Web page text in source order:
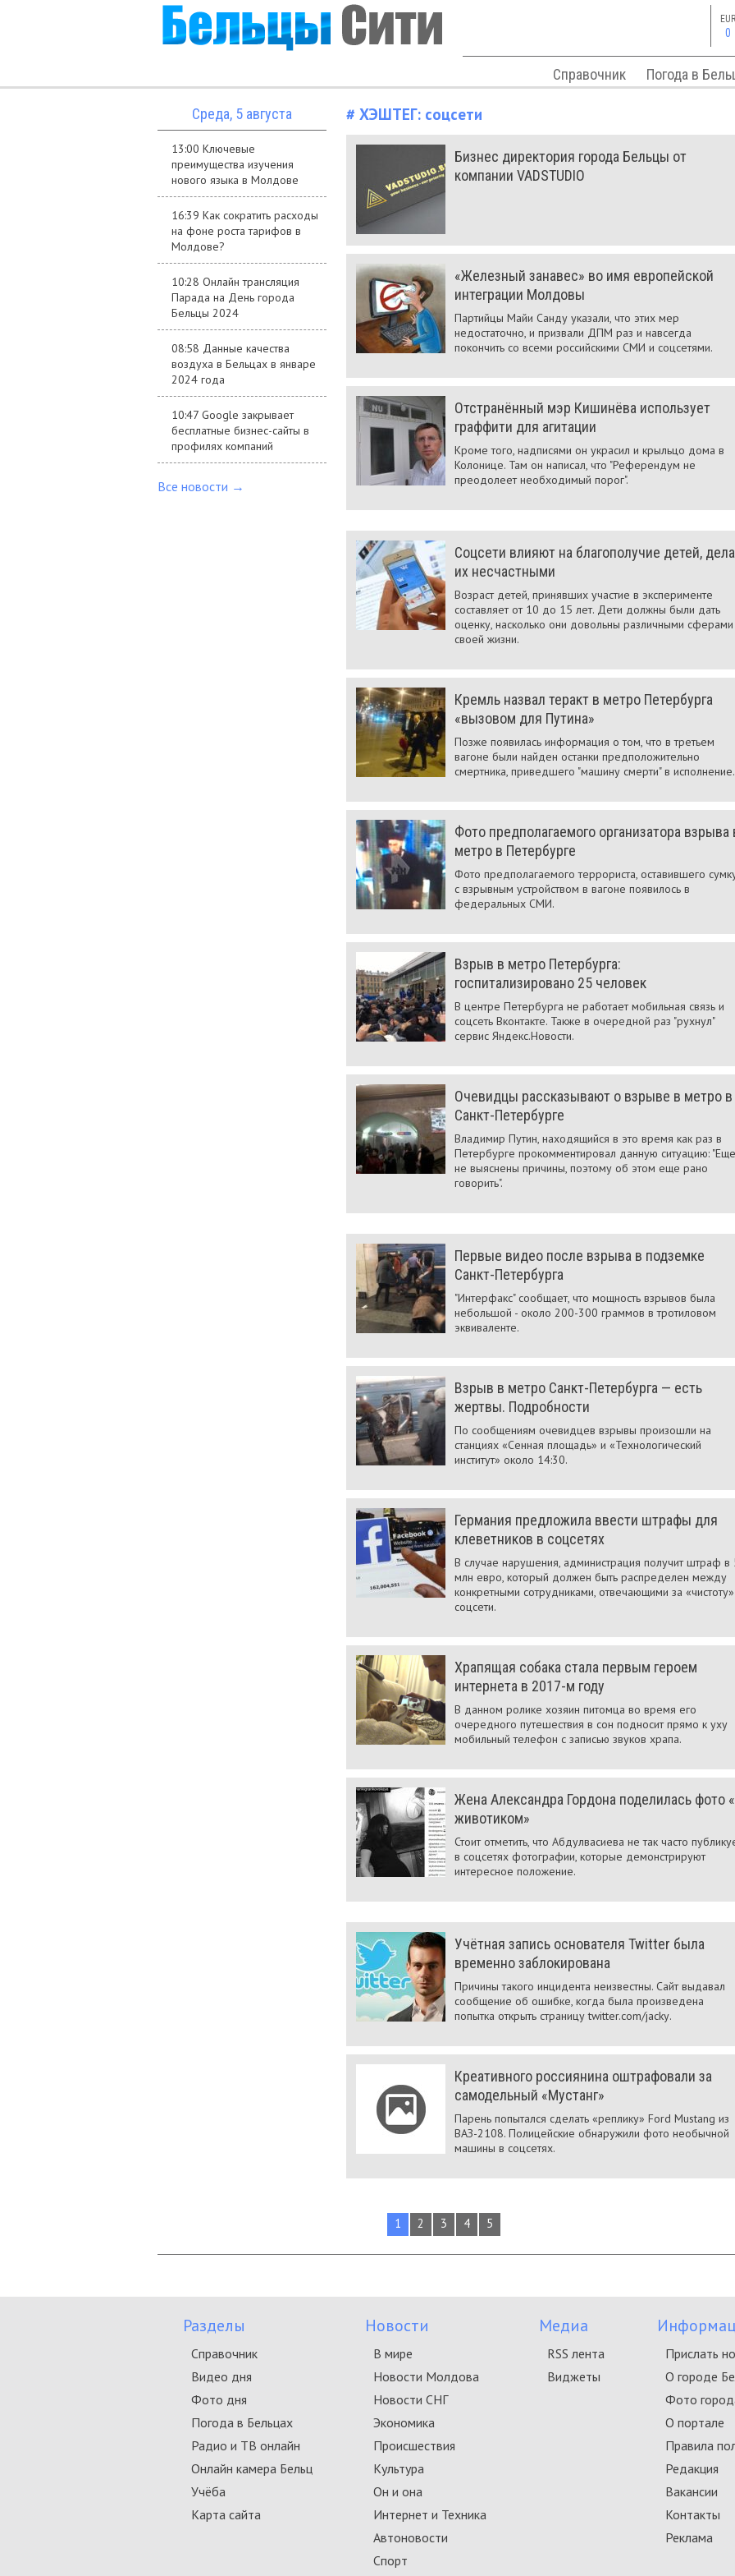
EUR
0
Справочник Погода в
Среда, 5 августа
13:00 Ключевые
преимущества изучения
нового языка в Молдове
16:39 Как сократить расходы
на фоне роста тарифов в
Молдове?
10:28 Онлайн трансляция
Парада на День города
Бельцы 2024
08:58 Данные качества
воздуха в Бельцах в январе
2024 года
10:47 Google закрывает
бесплатные бизнес-сайты в
профилях компаний
Все новости →
# ХЭШТЕГ: соцсети
Бизнес директория города Бельцы от
компании VADSTUDIO
«Железный занавес» во имя европейской
интеграции Молдовы
Партийцы Майи Санду указали, что этих мер
недостаточно, и призвали ДПМ раз и навсегда
покончить со всеми российскими СМИ и соцсетями.
Отстранённый мэр Кишинёва использует
граффити для агитации
Кроме того, надписями он украсил и крыльцо дома в
Колонице. Там он написал, что "Референдум не
преодолеет необходимый порог".
Соцсети влияют на благополучие детей,
их несчастными
Возраст детей, принявших участие в эксперименте
составляет от 10 до 15 лет. Дети должны были дать
оценку, насколько они довольны различными сферами
своей жизни.
Кремль назвал теракт в метро Петербурга
«вызовом для Путина»
Позже появилась информация о том, что в третьем
вагоне были найден останки предположительно
смертника, приведшего "машину смерти" в исполнение.
Фото предполагаемого организатора взрыва
метро в Петербурге
Фото предполагаемого террориста, оставившего
с взрывным устройством в вагоне появилось в
федеральных СМИ.
Взрыв в метро Петербурга:
госпитализировано 25 человек
В центре Петербурга не работает мобильная связь и
соцсеть Вконтакте. Также в очередной раз "рухнул"
сервис Яндекс.Новости.
Очевидцы рассказывают о взрыве в метро в
Санкт-Петербурге
Владимир Путин, находящийся в это время как раз в
Петербурге прокомментировал данную ситуацию: "Еще
не выяснены причины, поэтому об этом еще рано
говорить".
Первые видео после взрыва в подземке
Санкт-Петербурга
"Интерфакс" сообщает, что мощность взрывов была
небольшой - около 200-300 граммов в тротиловом
эквиваленте.
Взрыв в метро Санкт-Петербурга — есть
жертвы. Подробности
По сообщениям очевидцев взрывы произошли на
станциях «Сенная площадь» и «Технологический
институт» около 14:30.
Германия предложила ввести штрафы для
клеветников в соцсетях
В случае нарушения, администрация получит штраф в
млн евро, который должен быть распределен между
конкретными сотрудниками, отвечающими за «чистоту»
соцсети.
Храпящая собака стала первым героем
интернета в 2017-м году
В данном ролике хозяин питомца во время его
очередного путешествия в сон подносит прямо к уху
мобильный телефон с записью звуков храпа.
Жена Александра Гордона поделилась фото
животиком»
Стоит отметить, что Абдулвасиева не так часто
в соцсетях фотографии, которые демонстрируют
интересное положение.
Учётная запись основателя Twitter была
временно заблокирована
Причины такого инцидента неизвестны. Сайт выдавал
сообщение об ошибке, когда была произведена
попытка открыть страницу twitter.com/jackу.
Креативного россиянина оштрафовали за
самодельный «Мустанг»
Парень попытался сделать «реплику» Ford Mustang из
ВАЗ-2108. Полицейские обнаружили фото необычной
машины в соцсетях.
1 2 3 4 5
Разделы
Справочник
Видео дня
Фото дня
Погода в Бельцах
Радио и ТВ онлайн
Онлайн камера Бельц
Учёба
Карта сайта
Новости
В мире
Новости Молдова
Новости СНГ
Экономика
Происшествия
Культура
Он и она
Интернет и Техника
Автоновости
Спорт
Медиа
RSS лента
Виджеты
Прислать
О городе
Фото
О портале
Правила
Редакция
Вакансии
Контакты
Реклама